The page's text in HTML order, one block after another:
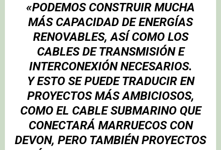
«PODEMOS CONSTRUIR MUCHA
MÁS CAPACIDAD DE ENERGÍAS
RENOVABLES, ASÍ COMO LOS
CABLES DE TRANSMISIÓN E
INTERCONEXIÓN NECESARIOS.
Y ESTO SE PUEDE TRADUCIR EN
PROYECTOS MÁS AMBICIOSOS,
COMO EL CABLE SUBMARINO QUE
CONECTARÁ MARRUECOS CON
DEVON, PERO TAMBIÉN PROYECTOS